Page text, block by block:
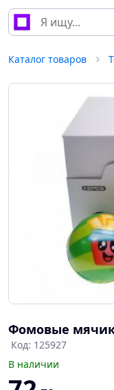
Каталог товаров
Фомовые
Код: 125927
В наличии